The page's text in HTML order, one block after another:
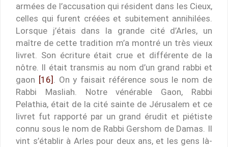
armées de l’accusation qui résident dans les Cieux,
celles qui furent créées et subitement annihilées.
Lorsque j’étais dans la grande cité d’Arles, un
maître de cette tradition m’a montré un très vieux
livret. Son écriture était crue et différente de la
nôtre. Il était transmis au nom d’un grand rabbi et
gaon [16] . On y faisait référence sous le nom de
Rabbi Masliah. Notre vénérable Gaon, Rabbi
Pelathia, était de la cité sainte de Jérusalem et ce
livret fut rapporté par un grand érudit et piétiste
connu sous le nom de Rabbi Gershom de Damas. Il
vint s’établir à Arles pour deux ans, et les gens là-